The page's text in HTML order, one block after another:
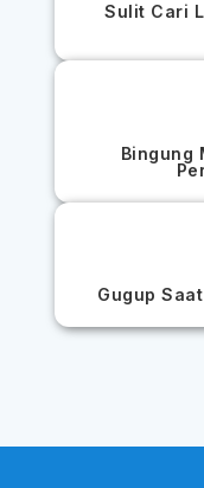
Sulit Cari
Bingung
Gugup